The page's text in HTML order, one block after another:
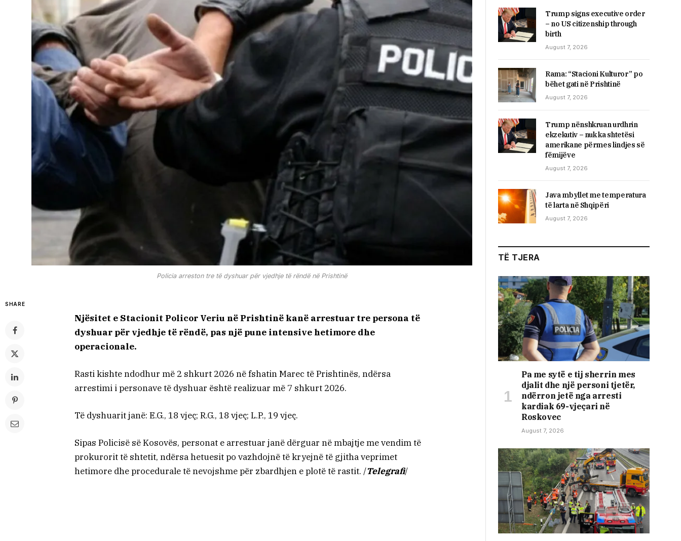
Policia arreston tre të dyshuar për vjedhje të rëndë në Prishtinë
SHARE
Njësitet e Stacionit Policor Veriu në Prishtinë kanë arrestuar tre persona të
dyshuar për vjedhje të rëndë, pas një pune intensive hetimore dhe
operacionale.
Rasti kishte ndodhur më 2 shkurt 2026 në fshatin Marec të Prishtinës, ndërsa
arrestimi i personave të dyshuar është realizuar më 7 shkurt 2026.
Të dyshuarit janë: E.G., 18 vjeç; R.G., 18 vjeç; L.P., 19 vjeç.
Sipas Policisë së Kosovës, personat e arrestuar janë dërguar në mbajtje me vendim të
prokurorit të shtetit, ndërsa hetuesit po vazhdojnë të kryejnë të gjitha veprimet
hetimore dhe procedurale të nevojshme për zbardhjen e plotë të rastit. /Telegrafi/
Trump signs executive order
– no US citizenship through
birth
August 7, 2026
Rama: “Stacioni Kulturor” po
bëhet gati në Prishtinë
August 7, 2026
Trump nënshkruan urdhrin
ekzekutiv – nuk ka shtetësi
amerikane përmes lindjes së
fëmijëve
August 7, 2026
Java mbyllet me temperatura
të larta në Shqipëri
August 7, 2026
TË TJERA
Pa me sytë e tij sherrin mes
djalit dhe një personi tjetër,
ndërron jetë nga arresti
kardiak 69-vjeçari në
Roskovec
August 7, 2026